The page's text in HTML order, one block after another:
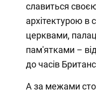
славиться
архітектурою в
церквами,
пам'ятками – від
до часів
А за межами